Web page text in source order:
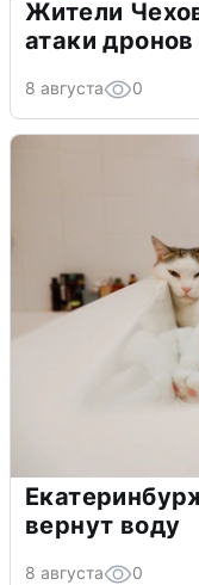
Жители
атаки дронов
8 августа 0
вернут воду
8 августа 0